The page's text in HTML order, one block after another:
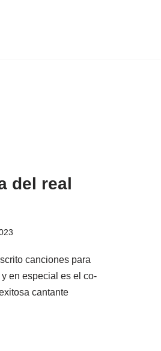
del real
canciones para
en especial es el co-
cantante